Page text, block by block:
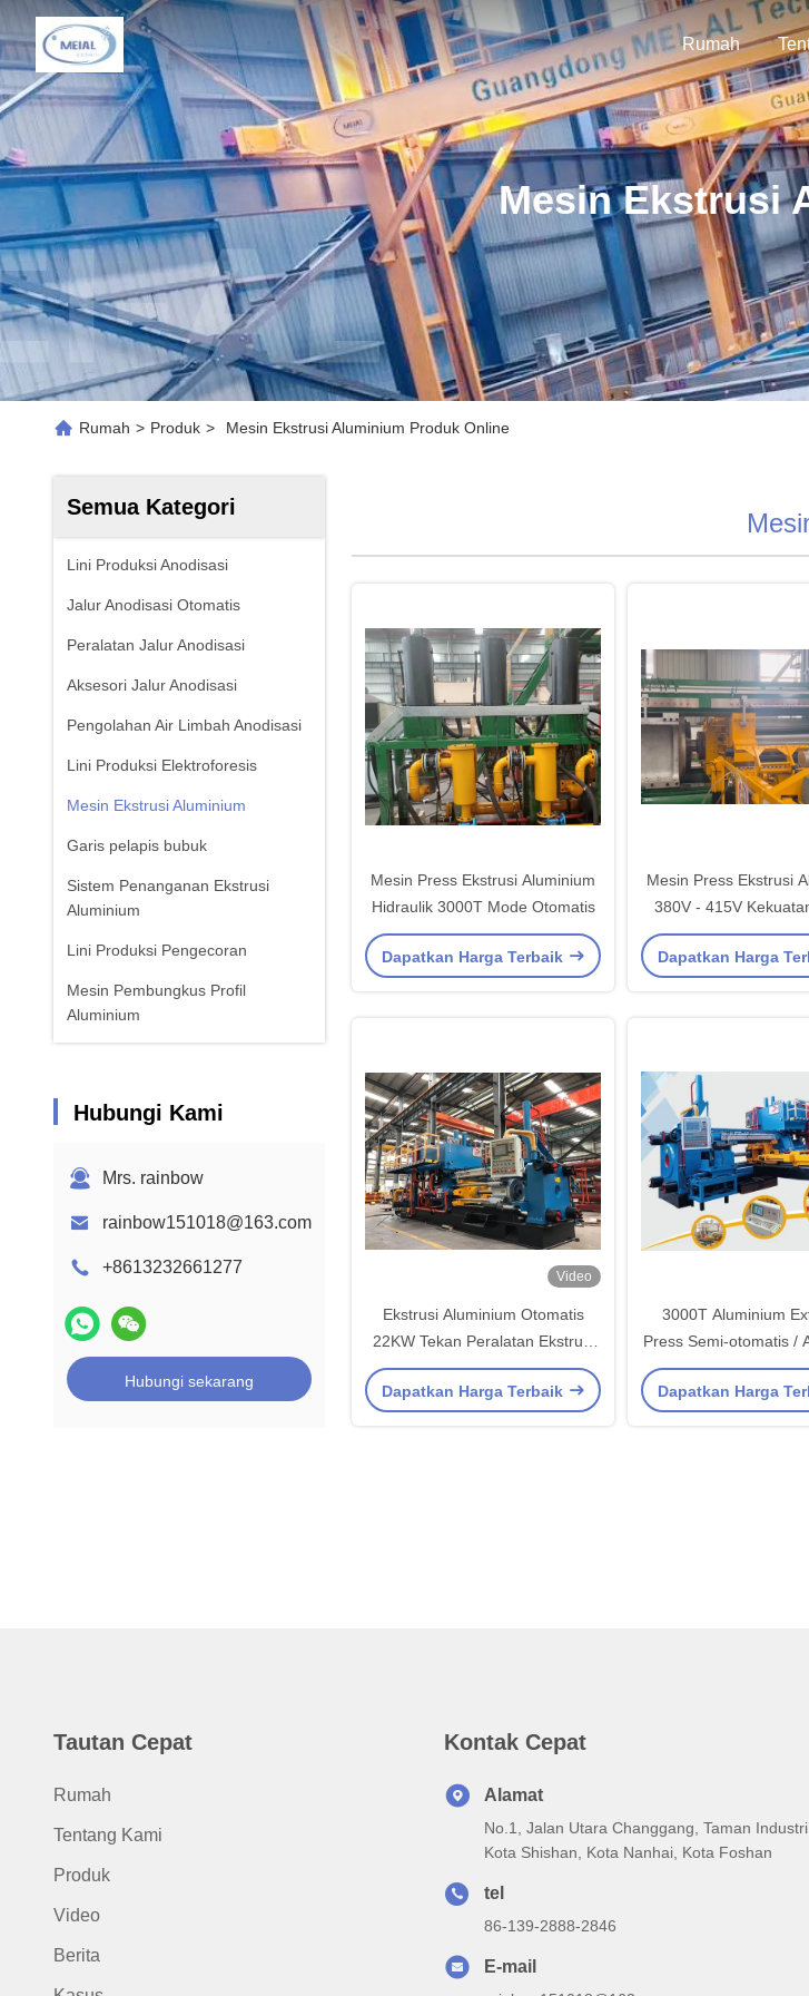
Rumah
Mesin Ekstrusi
Rumah > Produk > Mesin Ekstrusi Aluminium Produk Online
Semua Kategori
Lini Produksi Anodisasi
Jalur Anodisasi Otomatis
Peralatan Jalur Anodisasi
Aksesori Jalur Anodisasi
Pengolahan Air Limbah Anodisasi
Lini Produksi Elektroforesis
Mesin Ekstrusi Aluminium
Garis pelapis bubuk
Sistem Penanganan Ekstrusi
Aluminium
Lini Produksi Pengecoran
Mesin Pembungkus Profil
Aluminium
Hubungi Kami
Mrs. rainbow
rainbow151018@163.com
+8613232661277
Hubungi sekarang
Mesin Press Ekstrusi Aluminium
Hidraulik 3000T Mode Otomatis
Dapatkan Harga Terbaik
Mesin Press Ekstrusi
380V - 415V
Dapatkan Harga
Video
Ekstrusi Aluminium Otomatis
22KW Tekan Peralatan Ekstrusi
Aluminium 700T
Dapatkan Harga Terbaik
3000T Aluminium
Press Semi-otomatis /
Ekstrusi
Dapatkan Harga
Tautan Cepat
Rumah
Tentang Kami
Produk
Video
Berita
Kontak Cepat
Alamat
No.1, Jalan Utara Changgang, Taman
Kota Shishan, Kota Nanhai, Kota Foshan
tel
86-139-2888-2846
E-mail